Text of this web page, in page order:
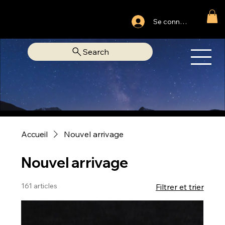
Se connecter
Accueil Nouvel arrivage
Nouvel arrivage
161 articles Filtrer et trier
LIBRAIRIE SPIRITUELLESearch